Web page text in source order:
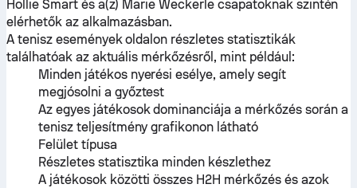
Hollie Smartés a(z) Marie Weckerle csapatoknak szintén
elérhetők az alkalmazásban.
A tenisz események oldalon részletes statisztikák
találhatóak az aktuális mérkőzésről, mint például:
Minden játékos nyerési esélye, amely segít
megjósolni a győztest
Az egyes játékosok dominanciája a mérkőzés során a
tenisz teljesítmény grafikonon látható
Felület típusa
Részletes statisztika minden készlethez
A játékosok közötti összes H2H mérkőzés és azok